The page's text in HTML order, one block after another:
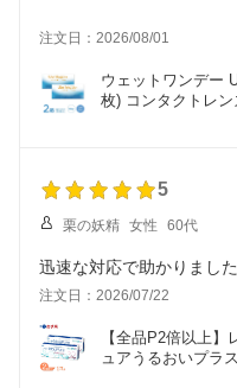
様子をみたいと思います。
注文日：2026/08/01
ウェットワンデー
枚) コンタクトレ
5
栗の妖精 女性 60代
迅速な対応で助かりまし
注文日：2026/07/22
【全品P2倍以上
ュアうるおいプラ